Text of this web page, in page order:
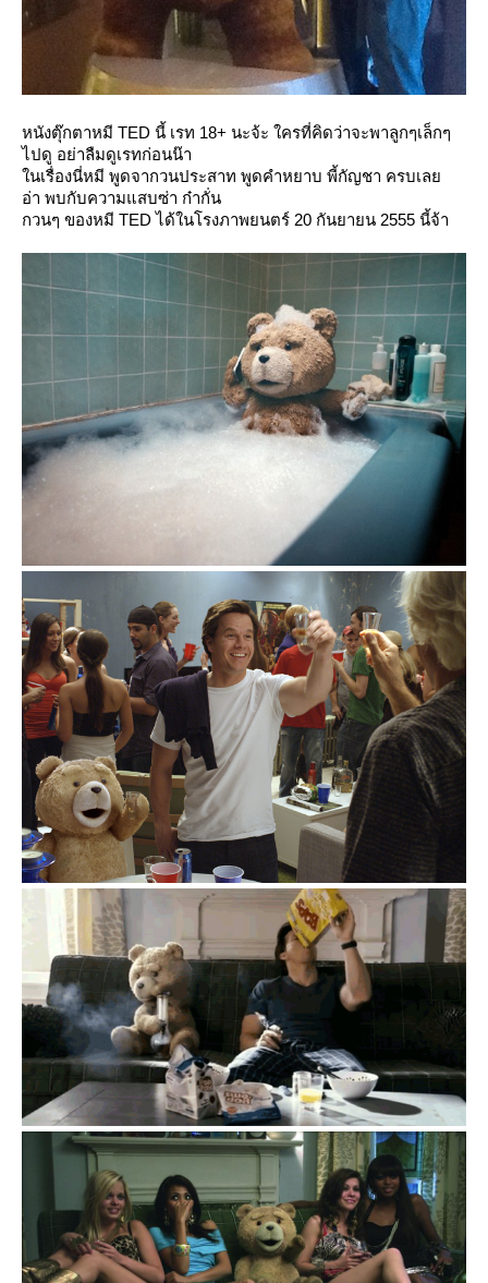
หนังตุ๊กตาหมี TED นี้ เรท 18+ นะจ้ะ ใครที่คิดว่าจะพาลูกๆเล็กๆ
ไปดู อย่าลืมดูเรทก่อนน๊า
นเรื่องนี่หมี พูดจากวนประสาท พูดคำหยาบ พี้กัญชา ครบเล
อ่า พบกับความแสบซ่า ก๋ากั่น
กวนๆ ของหมี TED ได้ในโรงภาพยนตร์ 20 กันยายน 2555 นี้จ้า